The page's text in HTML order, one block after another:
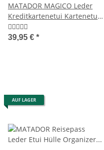
MATADOR MAGICO Leder
Kreditkartenetui Kartenetui
Magic Wallet RFID
39,95 € *
AUF LAGER